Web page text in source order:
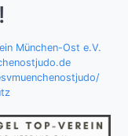
München-Ost e.V.